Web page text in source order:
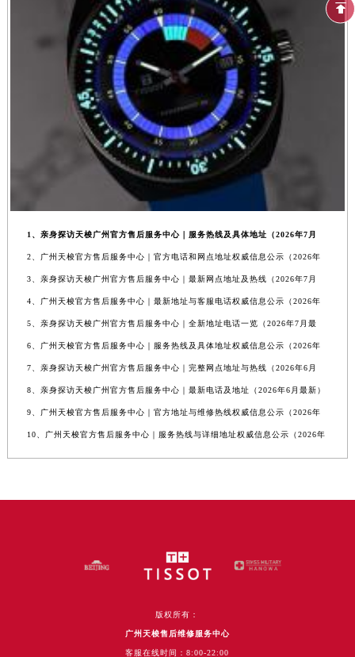
1、亲身探访天梭广州官方售后服务中心｜服务热线及具体地址（2026年7月
2、广州天梭官方售后服务中心｜官方电话和网点地址权威信息公示（2026年
3、亲身探访天梭广州官方售后服务中心｜最新网点地址及热线（2026年7月
4、广州天梭官方售后服务中心｜最新地址与客服电话权威信息公示（2026年
5、亲身探访天梭广州官方售后服务中心｜全新地址电话一览（2026年7月最
6、广州天梭官方售后服务中心｜服务热线及具体地址权威信息公示（2026年
7、亲身探访天梭广州官方售后服务中心｜完整网点地址与热线（2026年6月
8、亲身探访天梭广州官方售后服务中心｜最新电话及地址（2026年6月最新）
9、广州天梭官方售后服务中心｜官方地址与维修热线权威信息公示（2026年
10、广州天梭官方售后服务中心｜服务热线与详细地址权威信息公示（2026年
版权所有：
广州天梭售后维修服务中心
客服在线时间：8:00-22:00